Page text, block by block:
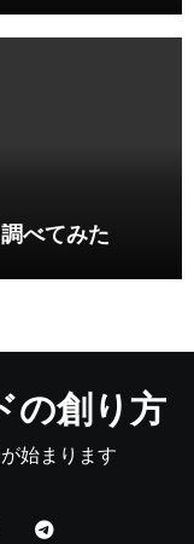
べてみた
の創り方
始まります